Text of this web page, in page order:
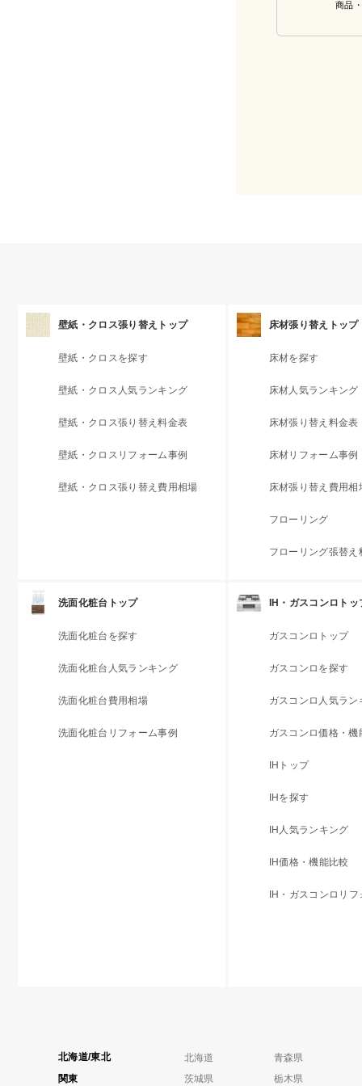
商品
壁紙・クロス張り替えトップ
壁紙・クロスを探す
壁紙・クロス人気ランキング
壁紙・クロス張り替え料金表
壁紙・クロスリフォーム事例
壁紙・クロス張り替え費用相場
床材張り替えトップ
床材を探す
床材人気ランキング
床材張り替え料金表
床材リフォーム事例
床材張り替え費用相
フローリング
フローリング張替え
洗面化粧台トップ
洗面化粧台を探す
洗面化粧台人気ランキング
洗面化粧台費用相場
洗面化粧台リフォーム事例
IH・ガスコンロトッ
ガスコンロトップ
ガスコンロを探す
ガスコンロ人気ラン
ガスコンロ価格・機
IHトップ
IHを探す
IH人気ランキング
IH価格・機能比較
IH・ガスコンロリフ
北海道/東北 北海道
青森県
関東
茨城県 栃木県